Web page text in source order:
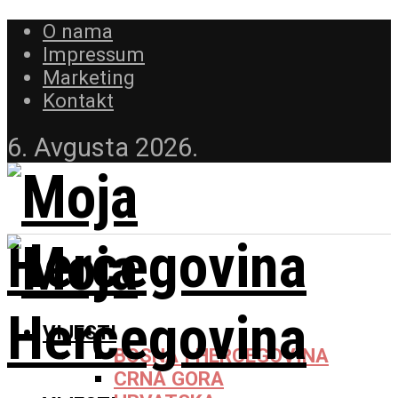
O nama
Impressum
Marketing
Kontakt
6. Avgusta 2026.
VIJESTI
BOSNA I HERCEGOVINA
CRNA GORA